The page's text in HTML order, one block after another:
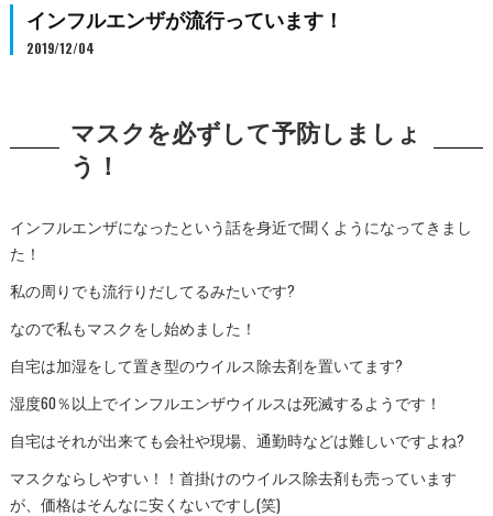
インフルエンザが流行っています！
2019/12/04
マスクを必ずして予防しましょ
う！
インフルエンザになったという話を身近で聞くようになってきまし
た！
私の周りでも流行りだしてるみたいです?
なので私もマスクをし始めました！
自宅は加湿をして置き型のウイルス除去剤を置いてます?
湿度60％以上でインフルエンザウイルスは死滅するようです！
自宅はそれが出来ても会社や現場、通勤時などは難しいですよね?
マスクならしやすい！！首掛けのウイルス除去剤も売っています
が、価格はそんなに安くないですし(笑)